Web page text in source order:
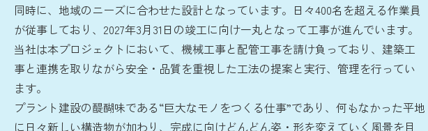
同時に、地域のニーズに合わせた設計となっています。日々400名を超える作業員
が従事しており、2027年3月31日の竣工に向け一丸となって工事が進んでいます。
当社は本プロジェクトにおいて、機械工事と配管工事を請け負っており、建築工
事と連携を取りながら安全・品質を重視した工法の提案と実行、管理を行ってい
ます。
プラント建設の醍醐味である“巨大なモノをつくる仕事”であり、何もなかった平地
に日々新しい構造物が加わり、完成に向けどんどん姿・形を変えていく風景を目